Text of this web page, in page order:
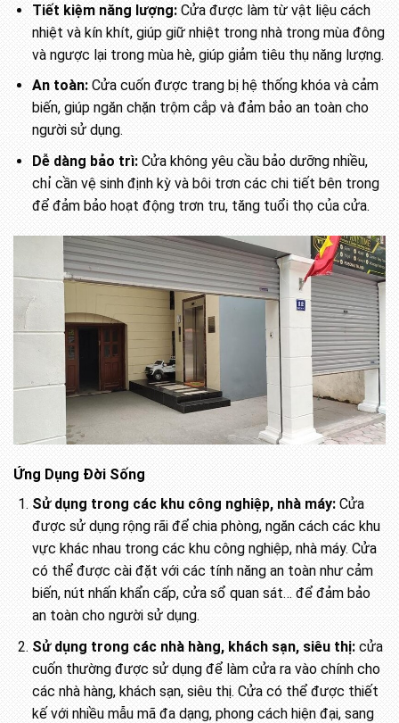
Tiết kiệm năng lượng:Cửa được làm từ vật liệu cách
nhiệt và kín khít, giúp giữ nhiệt trong nhà trong mùa đông
và ngược lại trong mùa hè, giúp giảm tiêu thụ năng lượng.
An toàn:Cửa cuốn được trang bị hệ thống khóa và cảm
biến, giúp ngăn chặn trộm cắp và đảm bảo an toàn cho
người sử dụng.
Dễ dàng bảo trì:Cửa không yêu cầu bảo dưỡng nhiều,
chỉ cần vệ sinh định kỳ và bôi trơn các chi tiết bên trong
để đảm bảo hoạt động trơn tru, tăng tuổi thọ của cửa.
Ứng Dụng Đời Sống
Sử dụng trong các khu công nghiệp, nhà máy:Cửa
được sử dụng rộng rãi để chia phòng, ngăn cách các khu
vực khác nhau trong các khu công nghiệp, nhà máy. Cửa
có thể được cài đặt với các tính năng an toàn như cảm
biến, nút nhấn khẩn cấp, cửa sổ quan sát… để đảm bảo
an toàn cho người sử dụng.
Sử dụng trong các nhà hàng, khách sạn, siêu thị:cửa
cuốn thường được sử dụng để làm cửa ra vào chính cho
các nhà hàng, khách sạn, siêu thị. Cửa có thể được thiết
kế với nhiều mẫu mã đa dạng, phong cách hiện đại, sang